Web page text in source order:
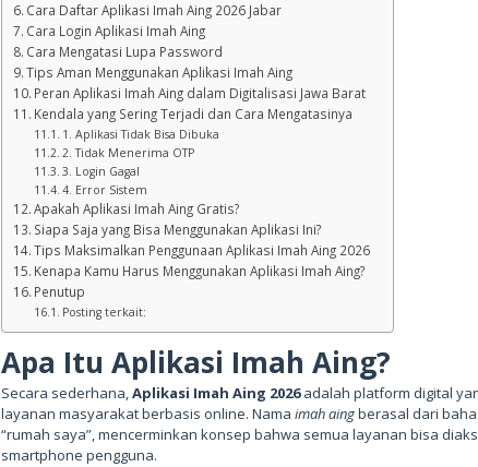
Cara Daftar Aplikasi Imah Aing 2026 Jabar
Cara Login Aplikasi Imah Aing
Cara Mengatasi Lupa Password
Tips Aman Menggunakan Aplikasi Imah Aing
Peran Aplikasi Imah Aing dalam Digitalisasi Jawa Barat
Kendala yang Sering Terjadi dan Cara Mengatasinya
1. Aplikasi Tidak Bisa Dibuka
2. Tidak Menerima OTP
3. Login Gagal
4. Error Sistem
Apakah Aplikasi Imah Aing Gratis?
Siapa Saja yang Bisa Menggunakan Aplikasi Ini?
Tips Maksimalkan Penggunaan Aplikasi Imah Aing 2026
Kenapa Kamu Harus Menggunakan Aplikasi Imah Aing?
Penutup
Posting terkait:
Apa Itu Aplikasi Imah Aing?
Secara sederhana,Aplikasi Imah Aing 2026adalah platform digital
layanan masyarakat berbasis online. Nama imah aingberasal dari
“rumah saya”, mencerminkan konsep bahwa semua layanan bisa
smartphone pengguna.